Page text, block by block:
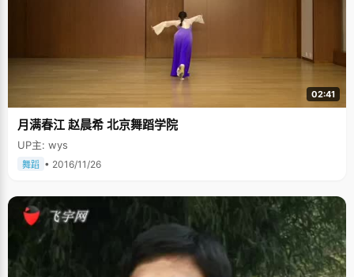
02:41
月满春江 赵晨希 北京舞蹈学院
UP主: wys
舞蹈 • 2016/11/26